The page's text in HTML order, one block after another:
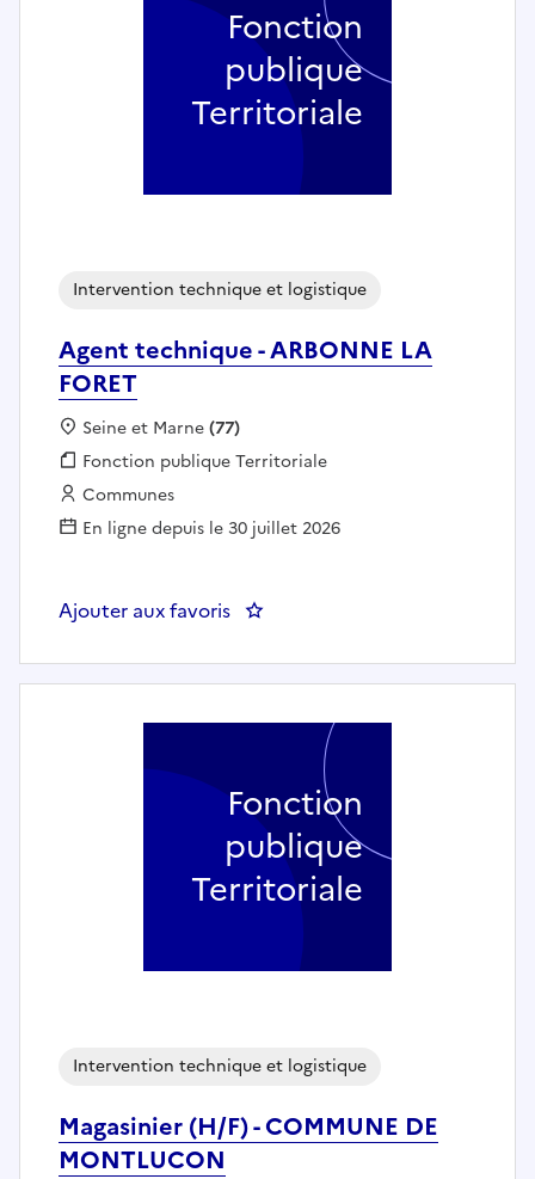
Agent technique - ARBONNE LA
FORET
Intervention technique et logistique
Localisation :
Seine et Marne(77)
Fonction publique :
Fonction publique Territoriale
Employeur :
Communes
En ligne depuis le 30 juillet 2026
Ajouter aux favoris : Agent technique - ARBONNE
Fonction
publique
Territoriale
Magasinier (H/F) - COMMUNE DE
MONTLUCON
Intervention technique et logistique
Fonction
publique
Territoriale